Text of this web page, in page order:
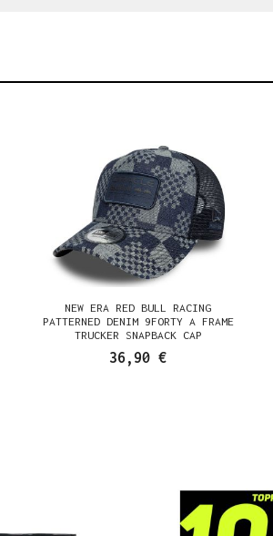
NEW ERA RED BULL RACING
PATTERNED DENIM 9FORTY A FRAME
TRUCKER SNAPBACK CAP
36,90 €